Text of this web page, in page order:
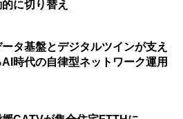
に切り替え
タ基盤とデジタルツインが支え
AI時代の自律型ネットワーク運用